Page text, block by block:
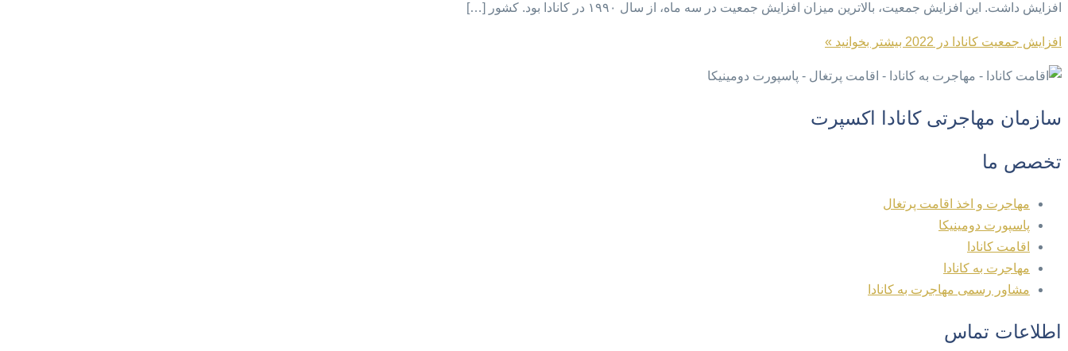
افزایش داشت. این افزایش جمعیت، بالاترین میزان افزایش جمعیت در سه ماه، از سال ۱۹۹۰ در کانادا بود. کشور […]
افزایش جمعیت کانادا در 2022 بیشتر بخوانید »
سازمان مهاجرتی کانادا اکسپرت
تخصص ما
مهاجرت و اخذ اقامت پرتغال
پاسپورت دومینیکا
اقامت کانادا
مهاجرت به کانادا
مشاور رسمی مهاجرت به کانادا
اطلاعات تماس